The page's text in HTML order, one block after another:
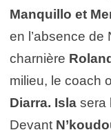
Manquillo et
en l’absence de
charnière
milieu, le coach
Diarra. Isla sera
Devant